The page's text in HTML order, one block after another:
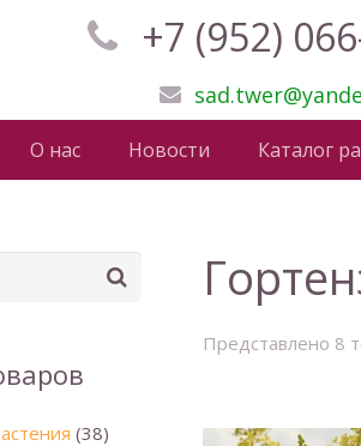
+7 (952)
О нас Новости Каталог
Представлено 8
(38)